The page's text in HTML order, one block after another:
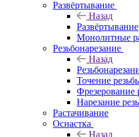
Развёртывание
Назад
Развёртывание
Монолитные
Резьбонарезание
Назад
Точение
Фрезерование
Нарезание
Растачивание
Оснастка
Назад